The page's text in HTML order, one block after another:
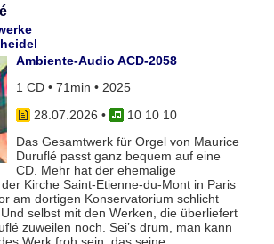
Ambiente-Audio ACD-2058
1 CD • 71min • 2025
28.07.2026 •
10 10 10
Das Gesamtwerk für Orgel von Maurice
Duruflé passt ganz bequem auf eine
CD. Mehr hat der ehemalige
Kirche Saint-Etienne-du-Mont in Paris
am dortigen Konservatorium schlicht
selbst mit den Werken, die überliefert
zuweilen noch. Sei’s drum, man kann